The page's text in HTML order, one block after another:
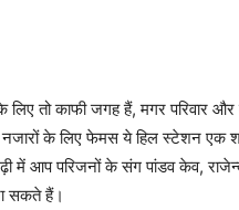
तो काफी जगह हैं, मगर परिवार
के लिए फेमस ये हिल स्टेशन एक
में आप परिजनों के संग पांडव केव,
सकते हैं।